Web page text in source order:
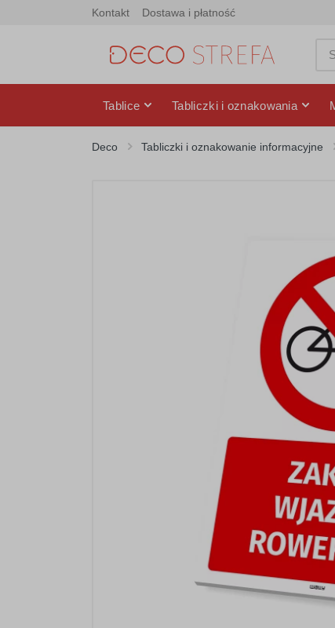
Kontakt Dostawa i płatność
Tablice Tabliczki i oznakowania
Deco Tabliczki i oznakowanie informacyjne